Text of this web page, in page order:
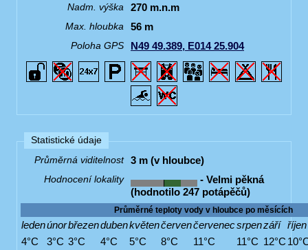
Nadm. výška 270 m.n.m
Max. hloubka 56 m
Poloha GPS N49 49.389, E014 25.904
Statistické údaje
Průměrná viditelnost
3 m (v hloubce)
Hodnocení lokality
- Velmi pěkná
(hodnotilo 247 potápěčů)
Průměrné teploty vody v hloubce po měsících
ledenúnorbřezendubenkvětenčervenčervenecsrpenzáří říjen
4°C
3°C 3°C 4°C 5°C 8°C 11°C 11°C 12°C